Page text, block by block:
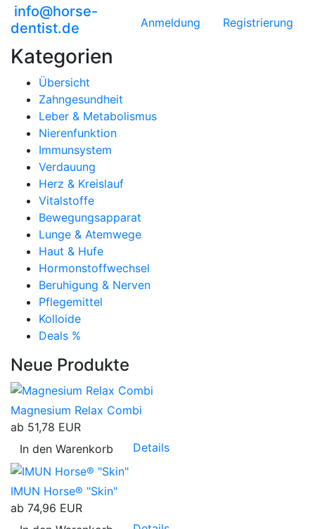
info@horse-
dentist.de
Anmeldung Registrierung
Kategorien
Übersicht
Zahngesundheit
Leber & Metabolismus
Nierenfunktion
Immunsystem
Verdauung
Herz & Kreislauf
Vitalstoffe
Bewegungsapparat
Lunge & Atemwege
Haut & Hufe
Hormonstoffwechsel
Beruhigung & Nerven
Pflegemittel
Kolloide
Deals %
Neue Produkte
Magnesium Relax Combi
ab 51,78 EUR
In den Warenkorb
Details
IMUN Horse® "Skin"
ab 74,96 EUR